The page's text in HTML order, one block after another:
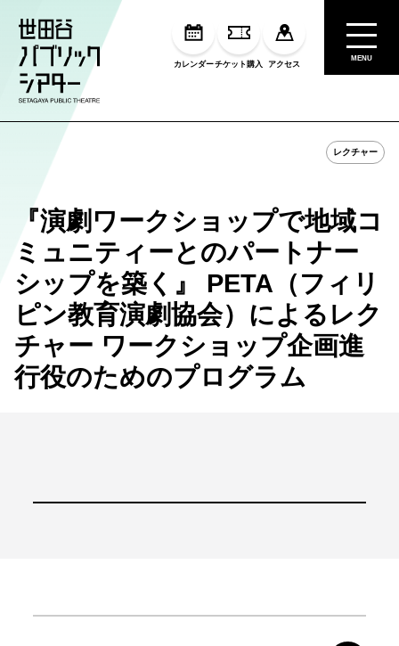
カレンダーチケット購入 アクセス
MENU
レクチャー
『演劇ワークショップで地域コ
ミュニティーとのパートナー
シップを築く』 PETA（フィリ
ピン教育演劇協会）によるレク
チャー ワークショップ企画進
行役のためのプログラム